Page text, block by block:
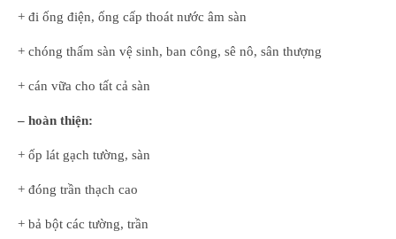
+ đi ống điện, ống cấp thoát nước âm sàn
+ chóng thấm sàn vệ sinh, ban công, sê nô, sân thượng
+ cán vữa cho tất cả sàn
– hoàn thiện:
+ ốp lát gạch tường, sàn
+ đóng trần thạch cao
+ bả bột các tường, trần